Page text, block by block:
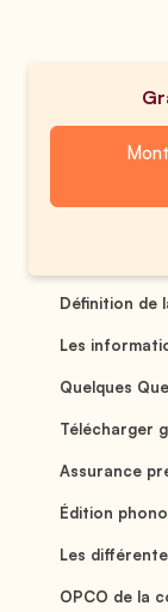
Définition de
Les
Quelques
Télécharger
Assurance
Édition
Les
OPCO de la